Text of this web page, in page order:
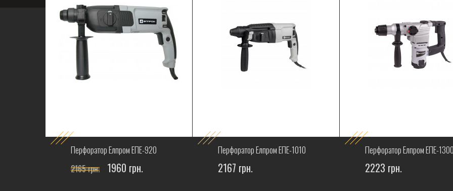
Перфоратор Елпром ЕПЕ-920
2165 грн. 1960 грн.
Перфоратор Елпром ЕПЕ-1010
2167 грн.
Перфоратор Елпром ЕПЕ-
2223 грн.